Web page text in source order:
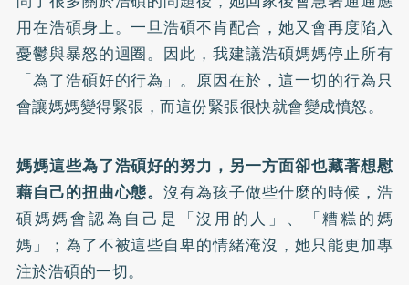
用在浩碩身上。一旦浩碩不肯配合，她又會再度陷入
憂鬱與暴怒的迴圈。因此，我建議浩碩媽媽停止所有
「為了浩碩好的行為」。原因在於，這一切的行為只
會讓媽媽變得緊張，而這份緊張很快就會變成憤怒。
媽媽這些為了浩碩好的努力，另一方面卻也藏著想慰
藉自己的扭曲心態。沒有為孩子做些什麼的時候，浩
碩媽媽會認為自己是「沒用的人」、「糟糕的媽
媽」；為了不被這些自卑的情緒淹沒，她只能更加專
注於浩碩的一切。